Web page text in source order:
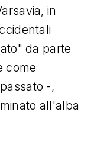
in
da parte
come
-,
all'alba